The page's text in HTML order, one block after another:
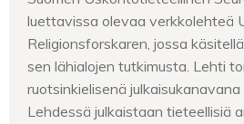
luettavissa olevaa verkkolehteä
Religionsforskaren, jossa
sen lähialojen tutkimusta. Lehti
ruotsinkielisenä julkaisukanavana
Lehdessä julkaistaan tieteellisiä